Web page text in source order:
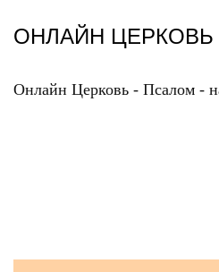
содержанию
ОНЛАЙН ЦЕРКОВЬ
Онлайн Церковь - Псалом -